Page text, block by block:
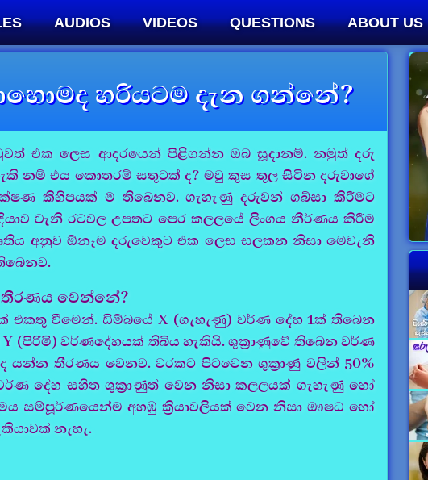
AUDIOS VIDEOS QUESTIONS ABOUT US
හරියටම දැන ගන්නේ?
එක ලෙස ආදරයෙන් පිළිගන්න ඔබ සූදානම්. නමුත් දරු
නම් එය කොතරම් සතුටක් ද? මවු කුස තුල සිටින දරුවාගේ
කිහිපයක් ම තිබෙනව. ගැහැණු දරුවන් ගබ්සා කිරීමට
වැනි රටවල උපතට පෙර කලලයේ ලිංගය නීර්ණය කිරීම
අනුව ඕනෑම දරුවෙකුට එක ලෙස සලකන නිසා මෙවැනි
තීරණය වෙන්නේ?
එකතු වීමෙන්. ඩිම්බයේ X (ගැහැණු) වර්ණ දේහ 1ක් තිබෙන
(පිරිමි) වර්ණදේහයක් තිබිය හැකියි. ශුක්‍රාණුවේ තිබෙන වර්ණ
යන්න තීරණය වෙනව. වරකට පිටවෙන ශුක්‍රාණු වලින් 50%
දේහ සහිත ශුක්‍රාණුත් වෙන නිසා කලලයක් ගැහැණු හෝ
සම්පූර්ණයෙන්ම අහඹු ක්‍රියාවලියක් වෙන නිසා ඖෂධ හෝ
නැහැ.